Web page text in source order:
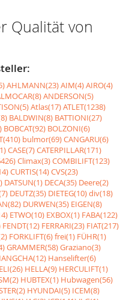
Qualität von
AHLMANN(23)AIM(4)AIRO(4)
ANDERSON(5)
Atlas(17)ATLET(1238)
BALDWIN(8) BATTIONI(27)
BOBCAT(92) BOLZONI(6)
bulmor(69)CANGARU(6)
CASE(7)CATERPILLAR(171)
Climax(3)COMBILIFT(123)
CURTIS(14)CVS(23)
DATSUN(1) DECA(35) Deere(2)
DEUTZ(35) DIETEG(10)div(18)
DURWEN(35) EIGEN(8)
ETWO(10) EXBOX(1) FABA(122)
FENDT(12) FERRARI(23) FIAT(217)
FORKLIFT(6)frei(1) FÜHR(1)
GRAMMER(58)Graziano(3)
Hanselifter(6)
HELLA(9) HERCULIFT(1)
HUBTEX(1) Hubwagen(56)
HYUNDAI(5) ICEM(8)